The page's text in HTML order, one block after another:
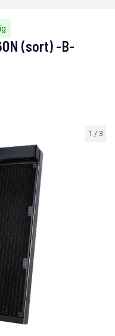
1 / 3
(sort) -B-